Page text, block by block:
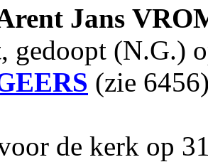
Jans
gedoopt (N.G.)
(zie
de kerk op